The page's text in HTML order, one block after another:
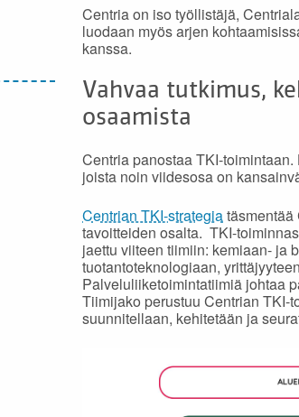
Centria on iso työllistäjä,
luodaan myös arjen
kanssa.
Vahvaa tutkimus,
osaamista
Centria panostaa TKI-
joista noin viidesosa on
Centrian TKI-strategiatäsmentää
tavoitteiden osalta. TKI-
jaettu viiteen tiimiin: kemiaan- ja
tuotantoteknologiaan,
Palveluliiketoimintatiimiä johtaa
Tiimijako perustuu Centrian
suunnitellaan, kehitetään ja